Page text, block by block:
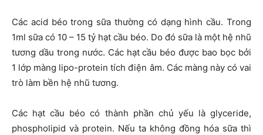
Các acid béo trong sữa thường có dạng hình cầu. Trong
1ml sữa có 10 – 15 tỷ hạt cầu béo. Do đó sữa là một hệ nhũ
tương dầu trong nước. Các hạt cầu béo được bao bọc bởi
1 lớp màng lipo-protein tích điện âm. Các màng này có vai
trò làm bền hệ nhũ tương.
Các hạt cầu béo có thành phần chủ yếu là glyceride,
phospholipid và protein. Nếu ta không đồng hóa sữa thì